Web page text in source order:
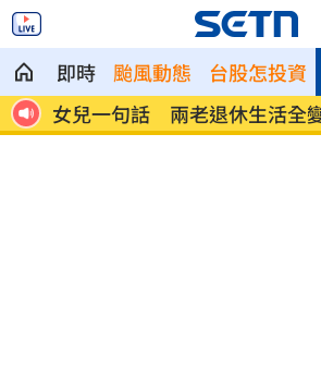
即時 颱風動態 台股怎投資
女兒一句話 兩老退休生活全